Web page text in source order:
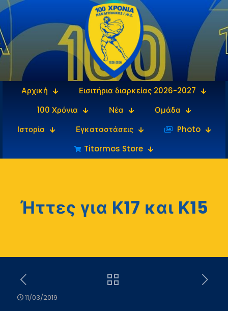
Αρχική
Εισιτήρια διαρκείας 2026-2027
100 Χρόνια
Νέα
Ομάδα
Ιστορία
Εγκαταστάσεις
‎‏‏‎ ‎Photo
Titormos Store
Ήττες για Κ17 και Κ15
11/03/2019